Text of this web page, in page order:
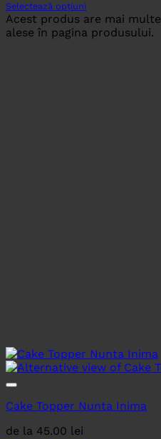
Selectează opțiuni
Acest produs are mai
alese în pagina produsului.
Cake Topper Nunta Inima
de la 45.00 lei